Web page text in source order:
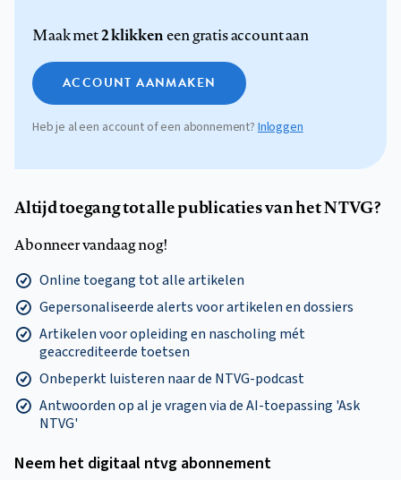
Maak met2 klikkeneen gratis account aan
ACCOUNT AANMAKEN
Heb je al een account of een abonnement? Inloggen
Altijd toegang tot alle publicaties van het NTVG?
Abonneer vandaag nog!
Online toegang tot alle artikelen
Gepersonaliseerde alerts voor artikelen en dossiers
Artikelen voor opleiding en nascholing mét
geaccrediteerde toetsen
Onbeperkt luisteren naar de NTVG-podcast
Antwoorden op al je vragen via de AI-toepassing 'Ask
NTVG'
Neem het digitaal ntvg abonnement